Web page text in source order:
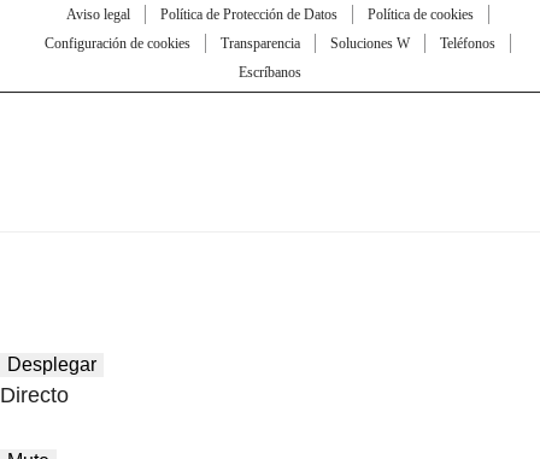
Aviso legal Política de Protección de Datos
Política de cookies
Configuración de cookies
Transparencia Soluciones W
Teléfonos
Escríbanos
Desplegar
Directo